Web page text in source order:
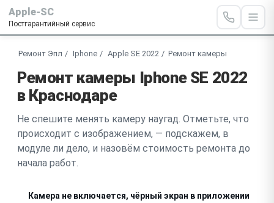
Apple-SC
Постгарантийный сервис
Ремонт Эпл Iphone Apple SE 2022 Ремонт камеры
Ремонт камеры Iphone SE 2022
в Краснодаре
Не спешите менять камеру наугад. Отметьте, что
происходит с изображением, — подскажем, в
модуле ли дело, и назовём стоимость ремонта до
начала работ.
Камера не включается, чёрный экран в приложении